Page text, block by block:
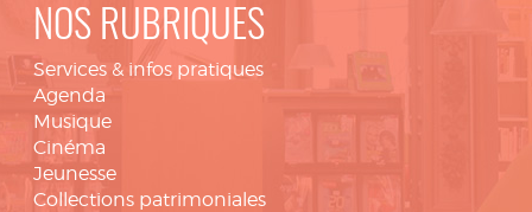
NOS RUBRIQUES
Services & infos pratiques
Agenda
Musique
Cinéma
Jeunesse
Collections patrimoniales